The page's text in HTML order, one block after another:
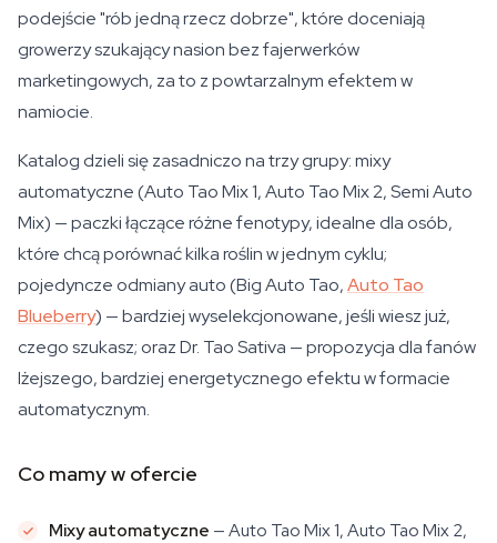
podejście "rób jedną rzecz dobrze", które doceniają
growerzy szukający nasion bez fajerwerków
marketingowych, za to z powtarzalnym efektem w
namiocie.
Katalog dzieli się zasadniczo na trzy grupy: mixy
automatyczne (Auto Tao Mix 1, Auto Tao Mix 2, Semi Auto
Mix) — paczki łączące różne fenotypy, idealne dla osób,
które chcą porównać kilka roślin w jednym cyklu;
pojedyncze odmiany auto (Big Auto Tao,Auto Tao
Blueberry) — bardziej wyselekcjonowane, jeśli wiesz już,
czego szukasz; oraz Dr. Tao Sativa — propozycja dla fanów
lżejszego, bardziej energetycznego efektu w formacie
automatycznym.
Co mamy w ofercie
Mixy automatyczne — Auto Tao Mix 1, Auto Tao Mix 2,